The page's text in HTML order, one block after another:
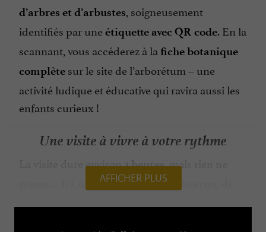
d’arbres et d’arbustes, soigneusement
identifiés par uneétiquette avec QR code. En la
scannant, vous accéderez à la fiche botanique
complète sur le site de l’arborétum – une
activité ludique et éducative qui ravira aussi les
enfants curieux !
Une visite à vivre à votre rythme
La visite dure environ2 heures, mais rien ne
presse… Ici, on prend le temps d’observer, de
AFFICHER PLUS